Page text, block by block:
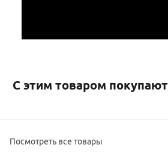
С этим товаром покупают
Посмотреть все товары